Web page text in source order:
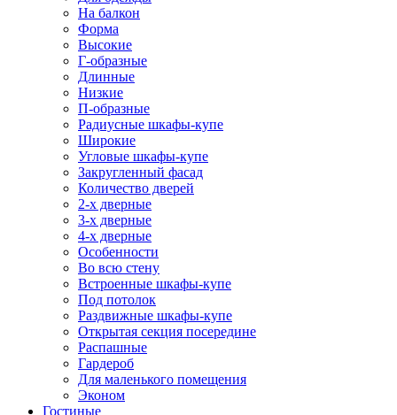
На балкон
Форма
Высокие
Г-образные
Длинные
Низкие
П-образные
Радиусные шкафы-купе
Широкие
Угловые шкафы-купе
Закругленный фасад
Количество дверей
2-х дверные
3-х дверные
4-х дверные
Особенности
Во всю стену
Встроенные шкафы-купе
Под потолок
Раздвижные шкафы-купе
Открытая секция посередине
Распашные
Гардероб
Для маленького помещения
Эконом
Гостиные